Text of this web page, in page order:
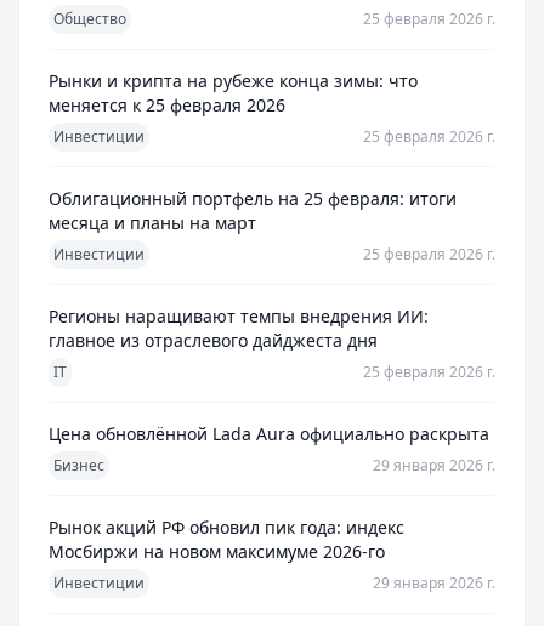
Общество 25 февраля 2026 г.
Рынки и крипта на рубеже конца зимы: что
меняется к 25 февраля 2026
Инвестиции 25 февраля 2026 г.
Облигационный портфель на 25 февраля: итоги
месяца и планы на март
Инвестиции 25 февраля 2026 г.
Регионы наращивают темпы внедрения ИИ:
главное из отраслевого дайджеста дня
IT 25 февраля 2026 г.
Цена обновлённой Lada Aura официально раскрыта
Бизнес 29 января 2026 г.
Рынок акций РФ обновил пик года: индекс
Мосбиржи на новом максимуме 2026-го
Инвестиции 29 января 2026 г.